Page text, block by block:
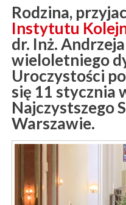
Rodzina,
Instytutu
dr. Inż.
wieloletniego
Uroczystości
się 11 stycznia
Najczystszego
Warszawie.